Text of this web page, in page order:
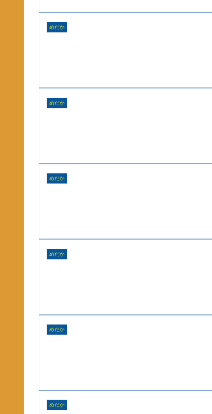
めだか
めだか
めだか
めだか
めだか
めだか